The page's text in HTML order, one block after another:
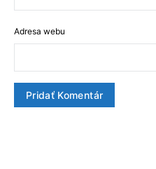
Adresa webu